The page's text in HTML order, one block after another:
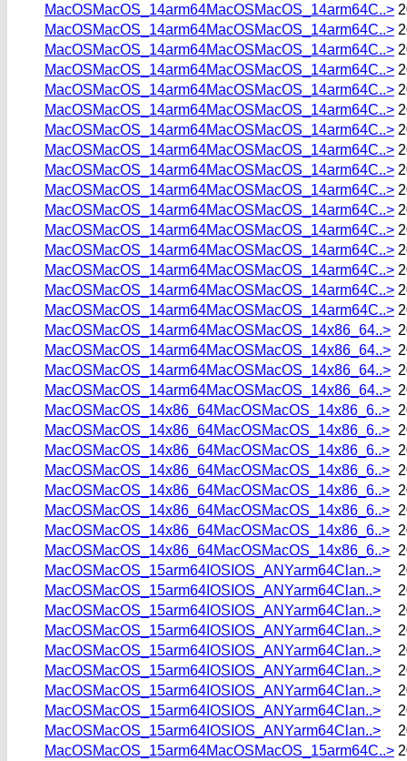
MacOSMacOS_14arm64MacOSMacOS_14arm64C..>
MacOSMacOS_14arm64MacOSMacOS_14arm64C..>
MacOSMacOS_14arm64MacOSMacOS_14arm64C..>
MacOSMacOS_14arm64MacOSMacOS_14arm64C..>
MacOSMacOS_14arm64MacOSMacOS_14arm64C..>
MacOSMacOS_14arm64MacOSMacOS_14arm64C..>
MacOSMacOS_14arm64MacOSMacOS_14arm64C..>
MacOSMacOS_14arm64MacOSMacOS_14arm64C..>
MacOSMacOS_14arm64MacOSMacOS_14arm64C..>
MacOSMacOS_14arm64MacOSMacOS_14arm64C..>
MacOSMacOS_14arm64MacOSMacOS_14arm64C..>
MacOSMacOS_14arm64MacOSMacOS_14arm64C..>
MacOSMacOS_14arm64MacOSMacOS_14arm64C..>
MacOSMacOS_14arm64MacOSMacOS_14arm64C..>
MacOSMacOS_14arm64MacOSMacOS_14arm64C..>
MacOSMacOS_14arm64MacOSMacOS_14arm64C..>
MacOSMacOS_14arm64MacOSMacOS_14x86_64..>
MacOSMacOS_14arm64MacOSMacOS_14x86_64..>
MacOSMacOS_14arm64MacOSMacOS_14x86_64..>
MacOSMacOS_14arm64MacOSMacOS_14x86_64..>
MacOSMacOS_14x86_64MacOSMacOS_14x86_6..>
MacOSMacOS_14x86_64MacOSMacOS_14x86_6..>
MacOSMacOS_14x86_64MacOSMacOS_14x86_6..>
MacOSMacOS_14x86_64MacOSMacOS_14x86_6..>
MacOSMacOS_14x86_64MacOSMacOS_14x86_6..>
MacOSMacOS_14x86_64MacOSMacOS_14x86_6..>
MacOSMacOS_14x86_64MacOSMacOS_14x86_6..>
MacOSMacOS_14x86_64MacOSMacOS_14x86_6..>
MacOSMacOS_15arm64IOSIOS_ANYarm64Clan..>
MacOSMacOS_15arm64IOSIOS_ANYarm64Clan..>
MacOSMacOS_15arm64IOSIOS_ANYarm64Clan..>
MacOSMacOS_15arm64IOSIOS_ANYarm64Clan..>
MacOSMacOS_15arm64IOSIOS_ANYarm64Clan..>
MacOSMacOS_15arm64IOSIOS_ANYarm64Clan..>
MacOSMacOS_15arm64IOSIOS_ANYarm64Clan..>
MacOSMacOS_15arm64IOSIOS_ANYarm64Clan..>
MacOSMacOS_15arm64IOSIOS_ANYarm64Clan..>
MacOSMacOS_15arm64MacOSMacOS_15arm64C..>